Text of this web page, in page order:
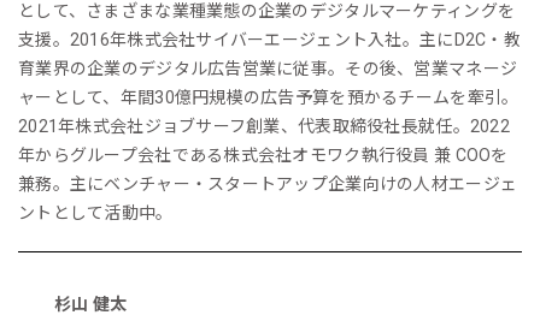
として、さまざまな業種業態の企業のデジタルマーケティングを
支援。2016年株式会社サイバーエージェント入社。主にD2C・教
育業界の企業のデジタル広告営業に従事。その後、営業マネージ
ャーとして、年間30億円規模の広告予算を預かるチームを牽引。
2021年株式会社ジョブサーフ創業、代表取締役社長就任。2022
年からグループ会社である株式会社オモワク執行役員 兼 COOを
兼務。主にベンチャー・スタートアップ企業向けの人材エージェ
ントとして活動中。
杉山 健太